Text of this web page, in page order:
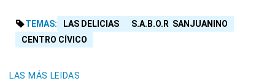
TEMAS: LAS DELICIAS
S.A.B.O.R SANJUANINO
CENTRO CÍVICO
LAS MÁS LEIDAS